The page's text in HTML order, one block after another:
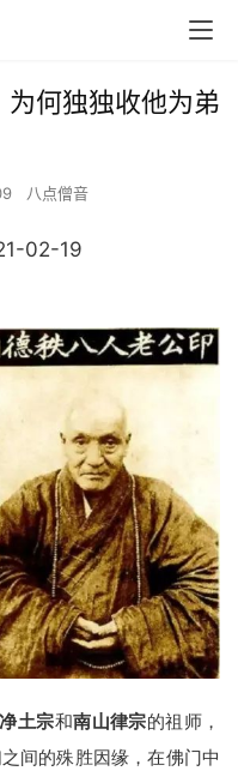
何独独收他为弟
八点僧音
02-19
净土宗和南山律宗的祖师，
间的殊胜因缘，在佛门中